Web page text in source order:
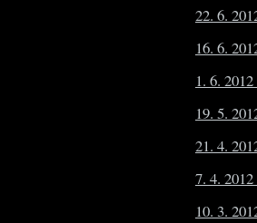
22. 6.
16. 6.
1. 6.
19. 5.
21. 4.
7. 4.
10. 3.